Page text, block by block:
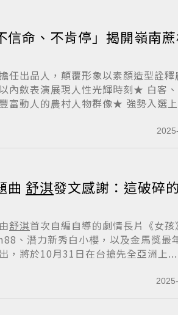
信命、不肯停」揭開嶺南
任出品人，顛覆形象以素顏造型詮釋
內斂表演展現人性光輝時刻★ 白客
富動人的農村人物群像★ 強勢入選
曲 舒淇發文感謝：這破碎
舒淇首次自編自導的劇情長片《女孩
、潛力新秀白小櫻，以及金馬獎最
，將於10月31日在台搶先全亞洲上...